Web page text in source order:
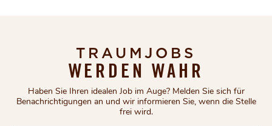
TRAUMJOBS
WERDEN WAHR
Haben Sie Ihren idealen Job im Auge? Melden Sie sich für
Benachrichtigungen an und wir informieren Sie, wenn die Stelle
frei wird.